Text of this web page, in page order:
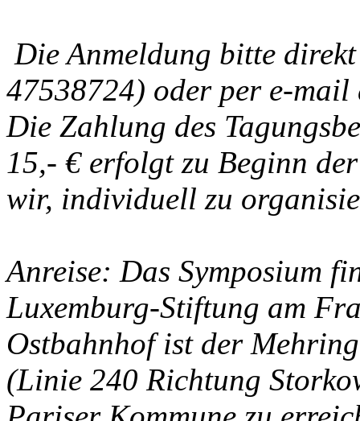
Die Anmeldung bitte
47538724) oder per e-
Die Zahlung des
15,- € erfolgt zu Beginn
wir, individuell zu
Anreise: Das Symposium
Luxemburg-Stiftung am
Ostbahnhof ist der
(Linie 240 Richtung